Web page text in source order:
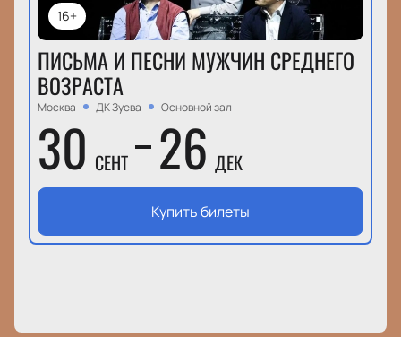
16+
ПИСЬМА И ПЕСНИ МУЖЧИН СРЕДНЕГО
ВОЗРАСТА
Москва ДК Зуева Основной зал
30 СЕНТ 26 ДЕК
Купить билеты